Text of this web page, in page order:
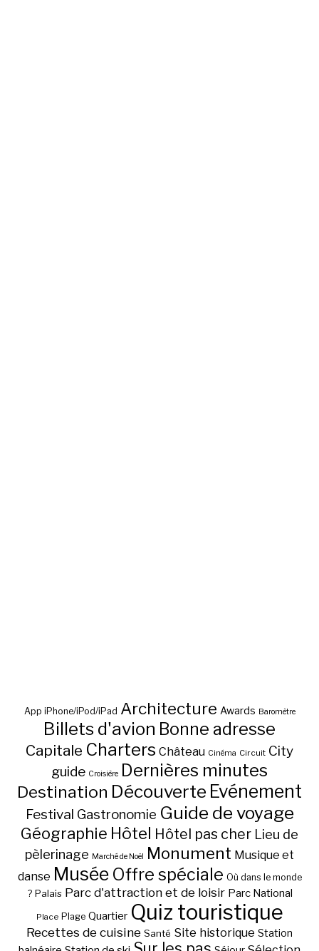
App iPhone/iPod/iPad Architecture Awards Baromètre
Billets d'avion Bonne adresse
Capitale Charters Château Cinéma Circuit City
guide Croisière Dernières minutes
Destination Découverte Evénement
Festival Gastronomie Guide de voyage
Géographie Hôtel Hôtel pas cher Lieu de
pèlerinage Marché de Noël Monument Musique et
danse Musée Offre spéciale Où dans le monde
? Palais Parc d'attraction et de loisir Parc National
Place Plage Quartier Quiz touristique
Recettes de cuisine Santé Site historique Station